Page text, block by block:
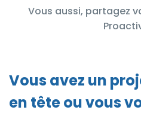
Vous aussi, partagez
Vous avez un
en tête ou vous